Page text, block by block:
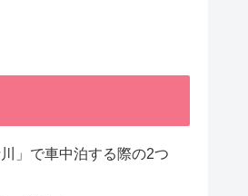
」で車中泊する際の2つ